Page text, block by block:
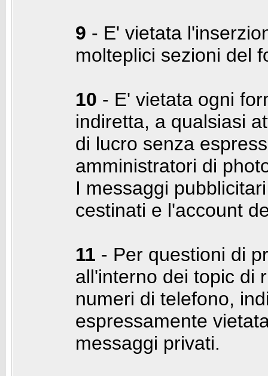
9 - E' vietata
molteplici sezioni del
10 - E' vietata ogni
indiretta, a qualsiasi
di lucro senza
amministratori di
I messaggi
cestinati e l'account
11 - Per questioni di
all'interno dei topic di
numeri di telefono,
espressamente
messaggi privati.